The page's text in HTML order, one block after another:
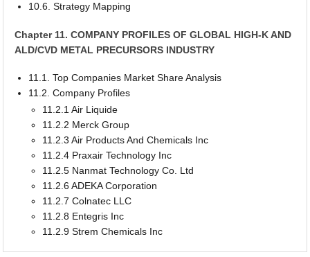
10.6. Strategy Mapping
Chapter 11. COMPANY PROFILES OF GLOBAL HIGH-K AND
ALD/CVD METAL PRECURSORS INDUSTRY
11.1. Top Companies Market Share Analysis
11.2. Company Profiles
11.2.1 Air Liquide
11.2.2 Merck Group
11.2.3 Air Products And Chemicals Inc
11.2.4 Praxair Technology Inc
11.2.5 Nanmat Technology Co. Ltd
11.2.6 ADEKA Corporation
11.2.7 Colnatec LLC
11.2.8 Entegris Inc
11.2.9 Strem Chemicals Inc